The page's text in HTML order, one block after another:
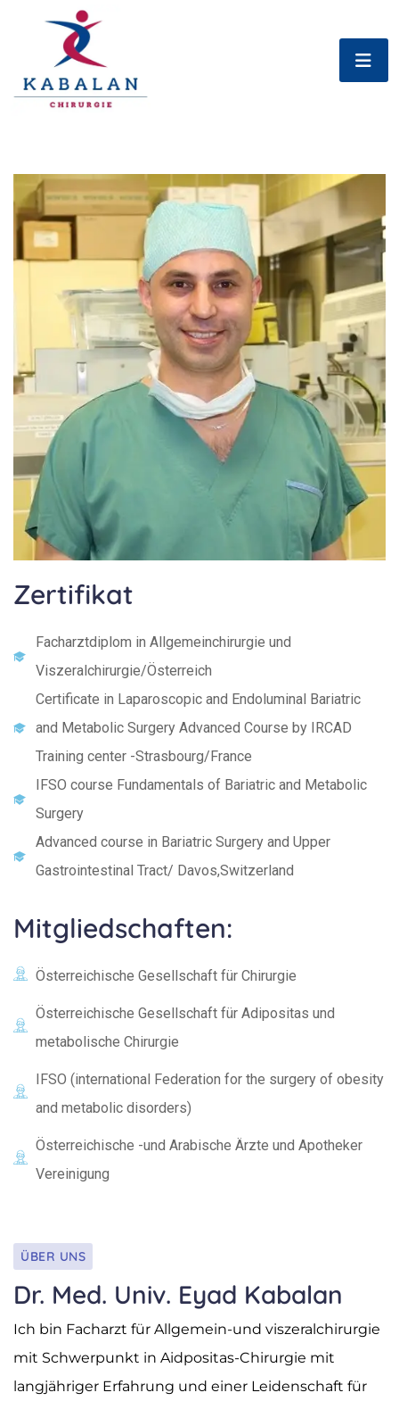
Zertifikat
Facharztdiplom in Allgemeinchirurgie und
Viszeralchirurgie/Österreich
Certificate in Laparoscopic and Endoluminal Bariatric
and Metabolic Surgery Advanced Course by IRCAD
Training center -Strasbourg/France
IFSO course Fundamentals of Bariatric and Metabolic
Surgery
Advanced course in Bariatric Surgery and Upper
Gastrointestinal Tract/ Davos,Switzerland
Mitgliedschaften:
Österreichische Gesellschaft für Chirurgie
Österreichische Gesellschaft für Adipositas und
metabolische Chirurgie
IFSO (international Federation for the surgery of obesity
and metabolic disorders)
Österreichische -und Arabische Ärzte und Apotheker
Vereinigung
ÜBER UNS
Dr. Med. Univ. Eyad Kabalan
Ich bin Facharzt für Allgemein-und viszeralchirurgie
mit Schwerpunkt in Aidpositas-Chirurgie mit
langjähriger Erfahrung und einer Leidenschaft für